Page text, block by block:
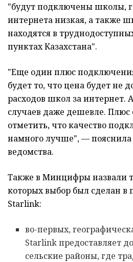
"будут подключены школы,
интернета низкая, а также
находятся в
пунктах Казахстана".
"Еще один плюс
будет то, что цена будет не
расходов школ за интернет.
случаев даже дешевле.
отметить, что качество
намного лучше", — пояснила
ведомства.
Также в Минцифры назвали
которых выбор был сделан в
Starlink:
во-первых,
Starlink предоставляет
сельские районы, где